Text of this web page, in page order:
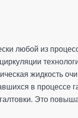
любой из
жидкость
в процессе
Это